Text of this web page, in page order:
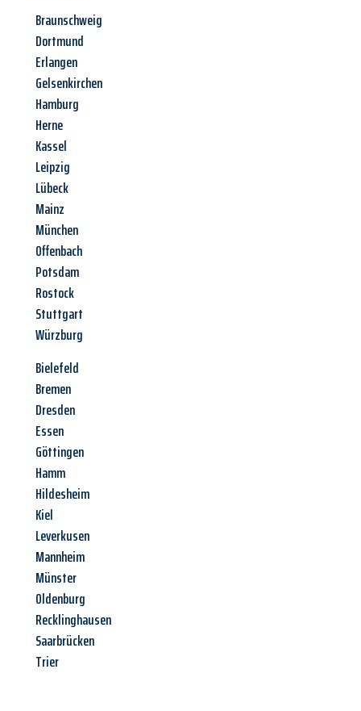
Braunschweig
Dortmund
Erlangen
Gelsenkirchen
Hamburg
Herne
Kassel
Leipzig
Lübeck
Mainz
München
Offenbach
Potsdam
Rostock
Stuttgart
Würzburg
Bielefeld
Bremen
Dresden
Essen
Göttingen
Hamm
Hildesheim
Kiel
Leverkusen
Mannheim
Münster
Oldenburg
Recklinghausen
Saarbrücken
Trier